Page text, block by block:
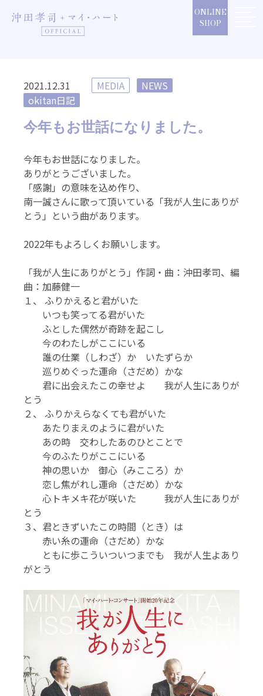
ONLINE
SHOP
2021.12.31 MEDIA
NEWS
okitan日記
今年もお世話になりました。
今年もお世話になりました。
ありがとうございました。
「感謝」の意味を込め作り、
南一誠さんに歌って頂いている「我が人生にありが
とう」という曲があります。
2022年もよろしくお願いします。
「我が人生にありがとう」作詞・曲：沖田孝司、編
曲：加藤健一
１、 ふりかえると君がいた
いつも笑ってる君がいた
ふとした偶然が奇跡を起こし
今のわたしがここにいる
誰の仕業（しわざ）か いたずらか
巡りめぐった運命（さだめ）かな
君に出会えたこの幸せよ 我が人生にありが
とう
２、 ふりかえらなくても君がいた
あたりまえのように君がいた
あの時 交わしたあのひとことで
今のふたりがここにいる
神の思いか 御心（みこころ）か
恋し焦がれし運命（さだめ）かな
心トキメキ花が咲いた 我が人生にありが
とう
３、君ときずいたこの時間（とき）は
赤い糸の運命（さだめ）かな
ともに歩こういついつまでも 我が人生よあり
がとう